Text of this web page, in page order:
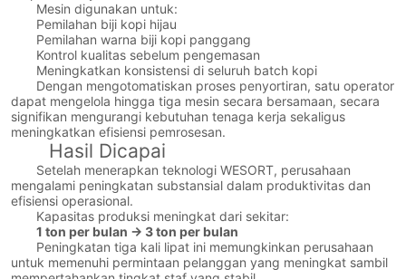
Mesin digunakan untuk:
Pemilahan biji kopi hijau
Pemilahan warna biji kopi panggang
Kontrol kualitas sebelum pengemasan
Meningkatkan konsistensi di seluruh batch kopi
Dengan mengotomatiskan proses penyortiran, satu operator
dapat mengelola hingga tiga mesin secara bersamaan, secara
signifikan mengurangi kebutuhan tenaga kerja sekaligus
meningkatkan efisiensi pemrosesan.
Hasil Dicapai
Setelah menerapkan teknologi WESORT, perusahaan
mengalami peningkatan substansial dalam produktivitas dan
efisiensi operasional.
Kapasitas produksi meningkat dari sekitar:
1 ton per bulan → 3 ton per bulan
Peningkatan tiga kali lipat ini memungkinkan perusahaan
untuk memenuhi permintaan pelanggan yang meningkat sambil